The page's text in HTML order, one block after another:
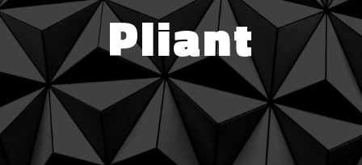
Pliant